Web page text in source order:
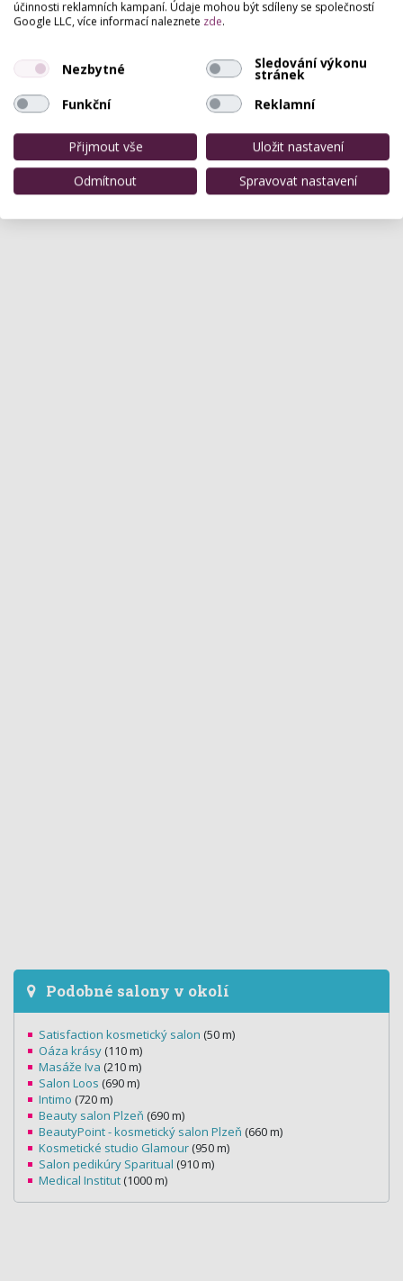
Pro přidání hodnocení sepřihlašte.
Podobné salony v okolí
Satisfaction kosmetický salon (50 m)
Oáza krásy (110 m)
Masáže Iva (210 m)
Salon Loos (690 m)
Intimo (720 m)
Beauty salon Plzeň (690 m)
BeautyPoint - kosmetický salon Plzeň (660 m)
Kosmetické studio Glamour (950 m)
Salon pedikúry Sparitual (910 m)
Medical Institut (1000 m)
účinnosti reklamních kampaní. Údaje mohou být sdíleny se společností
Google LLC, více informací naleznete zde.
Nezbytné Sledování výkonu
stránek
Funkční
Reklamní
Přijmout vše
Uložit nastavení
Odmítnout
Spravovat nastavení